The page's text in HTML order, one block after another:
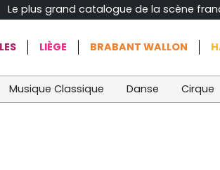
Le plus grand catalogue de la scène
LIÈGE BRABANT WALLON
Musique Classique Danse Cirque